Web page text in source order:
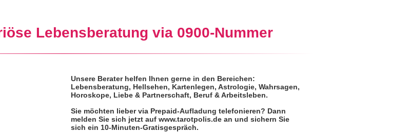
Lebensberatung via 0900-Nummer
Unsere Berater helfen Ihnen gerne in den Bereichen:
Lebensberatung, Hellsehen, Kartenlegen, Astrologie, Wahrsagen,
Horoskope, Liebe & Partnerschaft, Beruf & Arbeitsleben.
Sie möchten lieber via Prepaid-Aufladung telefonieren? Dann
melden Sie sich jetzt auf www.tarotpolis.de an und sichern Sie
sich ein 10-Minuten-Gratisgespräch.